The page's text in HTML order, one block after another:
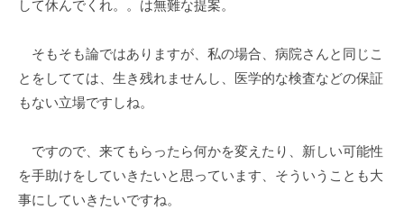
して休んでくれ。。は無難な提案。
そもそも論ではありますが、私の場合、病院さんと同じこ
とをしてては、生き残れませんし、医学的な検査などの保証
もない立場ですしね。
ですので、来てもらったら何かを変えたり、新しい可能性
を手助けをしていきたいと思っています、そういうことも大
事にしていきたいですね。